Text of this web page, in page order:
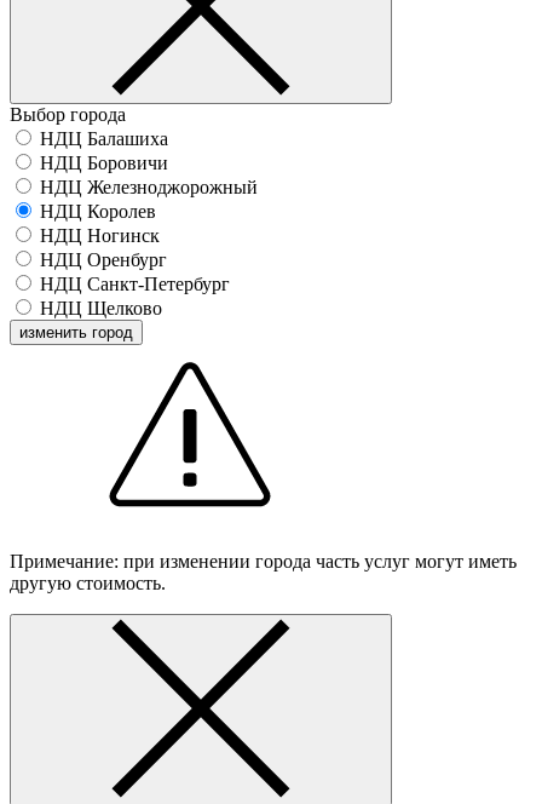
Выбор города
НДЦ Балашиха
НДЦ Боровичи
НДЦ Железноджорожный
НДЦ Королев
НДЦ Ногинск
НДЦ Оренбург
НДЦ Санкт-Петербург
НДЦ Щелково
изменить город
Примечание: при изменении города часть услуг могут иметь
другую стоимость.